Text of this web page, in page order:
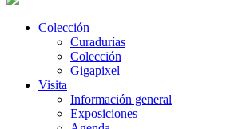
Colección
Curadurías
Colección
Gigapixel
Visita
Información general
Exposiciones